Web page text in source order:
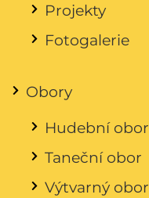
Projekty
Fotogalerie
Obory
Hudební obor
Taneční obor
Výtvarný obor